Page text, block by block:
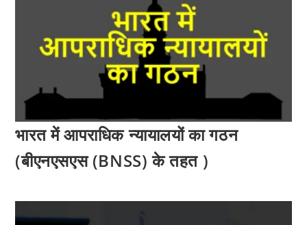
भारत में आपराधिक न्यायालयों का गठन
(बीएनएसएस (BNSS) के तहत )